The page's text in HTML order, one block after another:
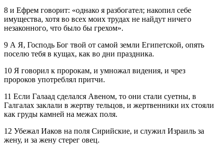
8 и Ефрем говорит: «однако я разбогател; накопил себе
имущества, хотя во всех моих трудах не найдут ничего
незаконного, что было бы грехом».
9 А Я, Господь Бог твой от самой земли Египетской, опять
поселю тебя в кущах, как во дни праздника.
10 Я говорил к пророкам, и умножал видения, и чрез
пророков употреблял притчи.
11 Если Галаад сделался Авеном, то они стали суетны, в
Галгалах заклали в жертву тельцов, и жертвенники их стояли
как груды камней на межах поля.
12 Убежал Иаков на поля Сирийские, и служил Израиль за
жену, и за жену стерег овец.